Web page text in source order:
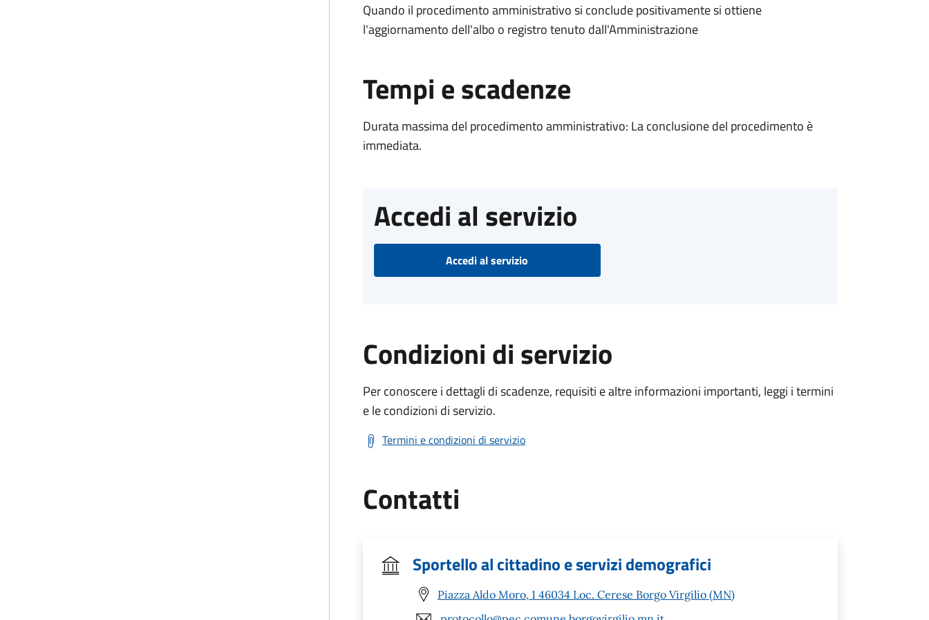
Quando il procedimento amministrativo si conclude positivamente si ottiene
l'aggiornamento dell'albo o registro tenuto dall'Amministrazione
Tempi e scadenze
Durata massima del procedimento amministrativo: La conclusione del procedimento è
immediata.
Accedi al servizio
Accedi al servizio
Condizioni di servizio
Per conoscere i dettagli di scadenze, requisiti e altre informazioni importanti, leggi i termini
e le condizioni di servizio.
Termini e condizioni di servizio
Contatti
Sportello al cittadino e servizi demografici
Piazza Aldo Moro, 1 46034 Loc. Cerese Borgo Virgilio (MN)